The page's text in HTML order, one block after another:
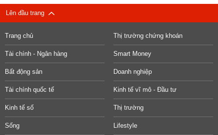
Lên đầu trang
Trang chủ Thị trường chứng khoán
Tài chính - Ngân hàng Smart Money
Bất động sản Doanh nghiệp
Tài chính quốc tế Kinh tế vĩ mô - Đầu tư
Kinh tế số Thị trường
Sống Lifestyle